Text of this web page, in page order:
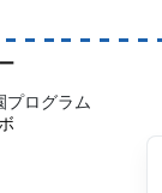
ログラム